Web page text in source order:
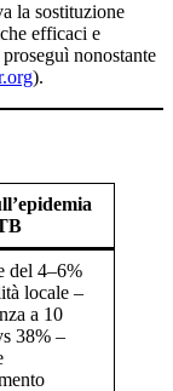
la sostituzione
efficaci e
nonostante
).
del 4–6%
locale –
a 10
38% –